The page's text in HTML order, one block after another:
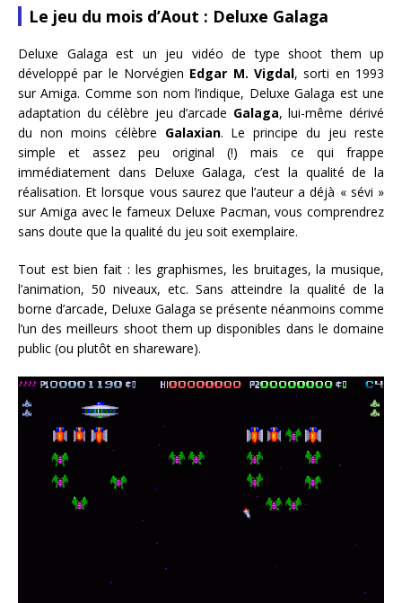
Le jeu du mois d’Aout : Deluxe Galaga
Deluxe Galaga est un jeu vidéo de type shoot them up
développé par le Norvégien Edgar M. Vigdal, sorti en 1993
sur Amiga. Comme son nom l’indique, Deluxe Galaga est une
adaptation du célèbre jeu d’arcade Galaga, lui-même dérivé
du non moins célèbre Galaxian. Le principe du jeu reste
simple et assez peu original (!) mais ce qui frappe
immédiatement dans Deluxe Galaga, c’est la qualité de la
réalisation. Et lorsque vous saurez que l’auteur a déjà « sévi »
sur Amiga avec le fameux Deluxe Pacman, vous comprendrez
sans doute que la qualité du jeu soit exemplaire.
Tout est bien fait : les graphismes, les bruitages, la musique,
l’animation, 50 niveaux, etc. Sans atteindre la qualité de la
borne d’arcade, Deluxe Galaga se présente néanmoins comme
l’un des meilleurs shoot them up disponibles dans le domaine
public (ou plutôt en shareware).